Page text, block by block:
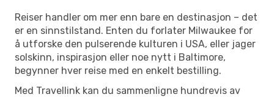
Reiser handler om mer enn bare en destinasjon – det
er en sinnstilstand. Enten du forlater Milwaukee for
å utforske den pulserende kulturen i USA, eller jager
solskinn, inspirasjon eller noe nytt i Baltimore,
begynner hver reise med en enkelt bestilling.
Med Travellink kan du sammenligne hundrevis av